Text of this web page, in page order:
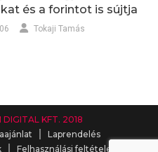
és a forintot is sújtja
Tokaji Tamás
DIGITAL KFT. 2018
Laprendelés
Felhasználási feltételek